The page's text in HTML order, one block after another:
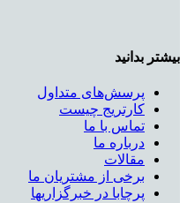
بیشتر بدانید
پرسش‌های متداول
کارتریج چیست
تماس با ما
درباره ما
مقالات
برخی از مشتریان ما
پرچابا در خبرگزاریها